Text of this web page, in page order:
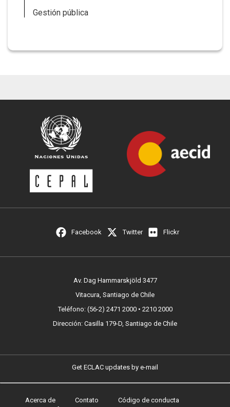
Gestión pública
Facebook Twitter Flickr
Av. Dag Hammarskjöld 3477
Vitacura, Santiago de Chile
Teléfono: (56-2) 2471 2000 • 2210 2000
Dirección: Casilla 179-D, Santiago de Chile
Get ECLAC updates by e-mail
Acerca de Contato
Código de conducta